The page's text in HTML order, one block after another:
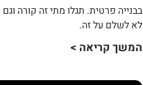
בבנייה פרטית. תגלו מתי זה קורה
לא לשלם על זה.
המשך קריאה >